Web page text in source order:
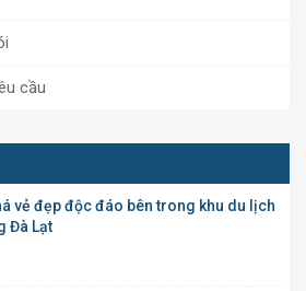
cầu
vẻ đẹp độc đáo bên trong khu du lịch
Đà Lạt